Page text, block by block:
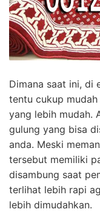
Dimana saat ini, di
tentu cukup
yang lebih mudah.
gulung yang bisa
anda. Meski
tersebut memiliki
disambung saat
terlihat lebih rapi
lebih dimudahkan.